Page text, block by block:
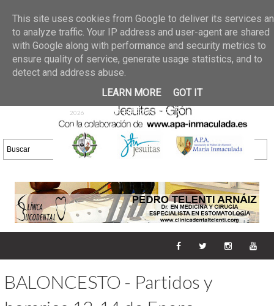
02 jun 2026
GALERIA DE FOTOS
30/05/2026
25 may 2026
GALERIA
DE FOTOS 23/05/2026
20 may
2026
GALERIA DE FOTOS
16/05/2026
DE FOTOS 09/05/2026
28 abr
2026
GALERIA DE FOTOS 25 Y
26/04/2026
BALONCESTO - Partidos y
This site uses cookies from Google to deliver its services
to analyze traffic. Your IP address and user-agent are shared
with Google along with performance and security metrics to
ensure quality of service, generate usage statistics, and to
detect and address abuse.
LEARN MORE
GOT IT